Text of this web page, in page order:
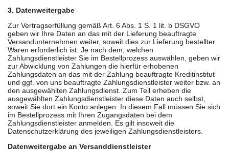
3. Datenweitergabe
Zur Vertragserfüllung gemäß Art. 6 Abs. 1 S. 1 lit. b DSGVO
geben wir Ihre Daten an das mit der Lieferung beauftragte
Versandunternehmen weiter, soweit dies zur Lieferung bestellter
Waren erforderlich ist. Je nach dem, welchen
Zahlungsdienstleister Sie im Bestellprozess auswählen, geben wir
zur Abwicklung von Zahlungen die hierfür erhobenen
Zahlungsdaten an das mit der Zahlung beauftragte Kreditinstitut
und ggf. von uns beauftragte Zahlungsdienstleister weiter bzw. an
den ausgewählten Zahlungsdienst. Zum Teil erheben die
ausgewählten Zahlungsdienstleister diese Daten auch selbst,
soweit Sie dort ein Konto anlegen. In diesem Fall müssen Sie sich
im Bestellprozess mit Ihren Zugangsdaten bei dem
Zahlungsdienstleister anmelden. Es gilt insoweit die
Datenschutzerklärung des jeweiligen Zahlungsdienstleisters.
Datenweitergabe an Versanddienstleister